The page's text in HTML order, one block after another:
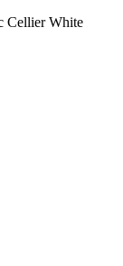
Cellier White